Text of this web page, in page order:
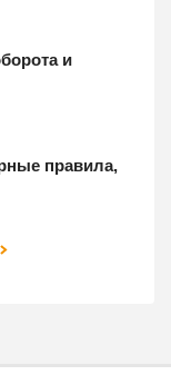
и
правила,